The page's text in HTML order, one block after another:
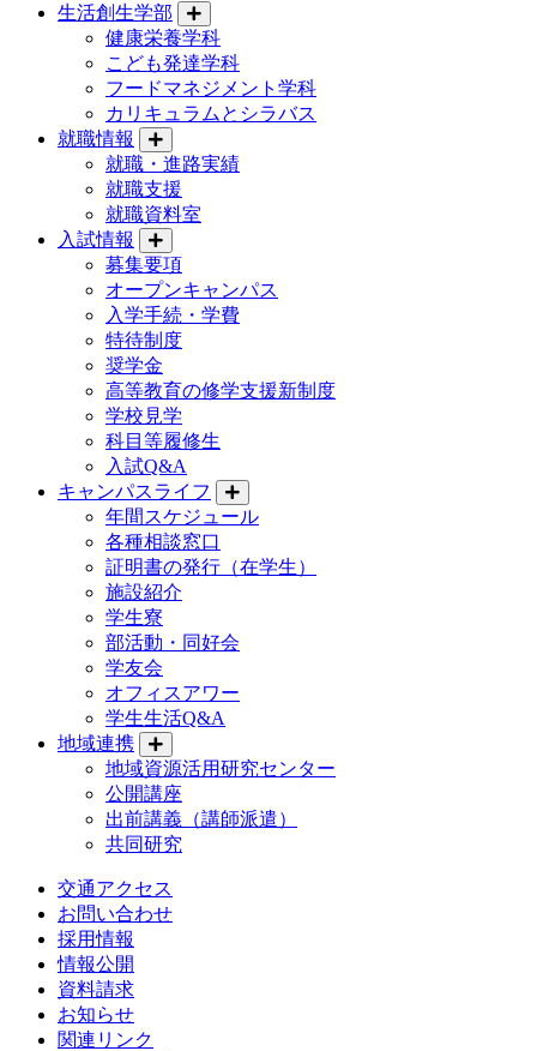
生活創生学部
健康栄養学科
こども発達学科
フードマネジメント学科
カリキュラムとシラバス
就職情報
就職・進路実績
就職支援
就職資料室
入試情報
募集要項
オープンキャンパス
入学手続・学費
特待制度
奨学金
高等教育の修学支援新制度
学校見学
科目等履修生
入試Q&A
キャンパスライフ
年間スケジュール
各種相談窓口
証明書の発行（在学生）
施設紹介
学生寮
部活動・同好会
学友会
オフィスアワー
学生生活Q&A
地域連携
地域資源活用研究センター
公開講座
出前講義（講師派遣）
共同研究
交通アクセス
お問い合わせ
採用情報
情報公開
資料請求
お知らせ
関連リンク